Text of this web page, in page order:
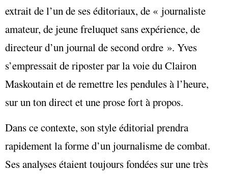
extrait de l’un de ses éditoriaux, de « journaliste
amateur, de jeune freluquet sans expérience, de
directeur d’un journal de second ordre ». Yves
s’empressait de riposter par la voie du Clairon
Maskoutain et de remettre les pendules à l’heure,
sur un ton direct et une prose fort à propos.
Dans ce contexte, son style éditorial prendra
rapidement la forme d’un journalisme de combat.
Ses analyses étaient toujours fondées sur une très